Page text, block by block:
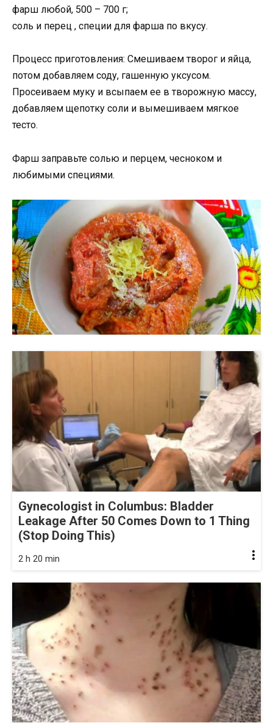
фарш любой, 500 – 700 г;
соль и перец , специи для фарша по вкусу.
Процесс приготовления: Смешиваем творог и яйца,
потом добавляем соду, гашенную уксусом.
Просеиваем муку и всыпаем ее в творожную массу,
добавляем щепотку соли и вымешиваем мягкое
тесто.
Фарш заправьте солью и перцем, чесноком и
любимыми специями.
Gynecologist in Columbus: Bladder
Leakage After 50 Comes Down to 1 Thing
(Stop Doing This)
2 h 20 min